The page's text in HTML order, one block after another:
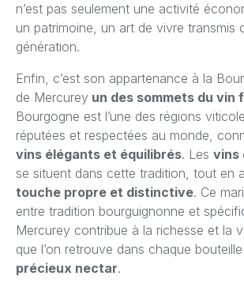
n’est pas seulement une activité
un patrimoine, un art de vivre transmis
génération.
Enfin, c’est son appartenance à la
de Mercurey un des sommets du vin
Bourgogne est l’une des régions
réputées et respectées au monde,
vins élégants et équilibrés. Les vins
se situent dans cette tradition, tout en
touche propre et distinctive. Ce
entre tradition bourguignonne et
Mercurey contribue à la richesse et la
que l’on retrouve dans chaque
précieux nectar.